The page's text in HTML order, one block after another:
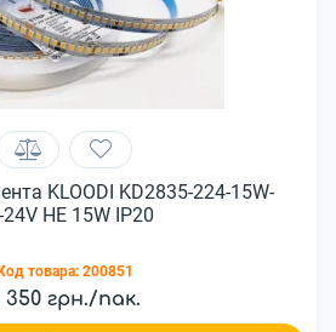
KLOODI KD2835-224-15W-
HE 15W IP20
Код товара: 200851
350 грн./пак.